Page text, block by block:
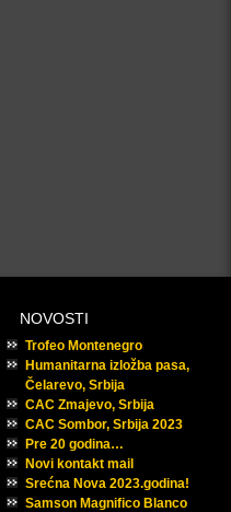
NOVOSTI
Trofeo Montenegro
Humanitarna izložba pasa,
Čelarevo, Srbija
CAC Zmajevo, Srbija
CAC Sombor, Srbija 2023
Pre 20 godina…
Novi kontakt mail
Srećna Nova 2023.godina!
Samson Magnifico Blanco